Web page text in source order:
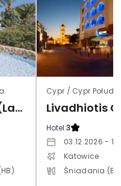
Sentido Sandy Beach (Larnaka)
Cypr / Cypr
Livadhiotis
Hotel:3
03.12.2026 -
Katowice
Śniadania